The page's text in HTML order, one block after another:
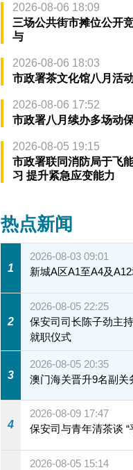
2026-08-06 18:09
三场公共街市摊位公开
与
2026-08-06 18:03
市政署茶文化馆八月活
2026-08-06 17:52
市政署八月续办多场动
2026-08-05 19:15
市政署联同消防局于飞
习 提升紧急应变能力
热点新闻
1
2026-08-03 09:01
新城A区A1至A4及
2
2026-08-05 22:25
保安司司长陈子劲主
就职仪式
3
2026-08-05 20:35
澳门海关晋升9名副关
4
2026-08-09 17:47
保
2026-08-05 15:14